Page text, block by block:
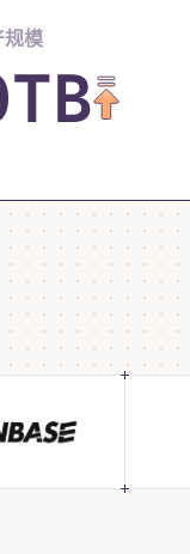
规模